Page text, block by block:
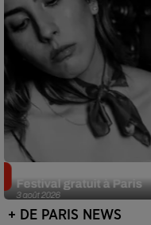
3 août 2026
Festival gratuit à Paris
+ DE PARIS NEWS